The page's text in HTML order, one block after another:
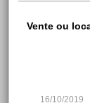
Vente ou
16/10/2019